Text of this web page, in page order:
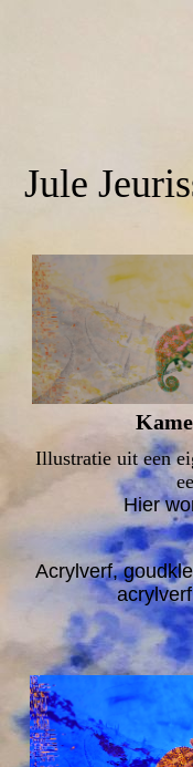
Jule
Illustratie uit een
Hier
Acrylverf,